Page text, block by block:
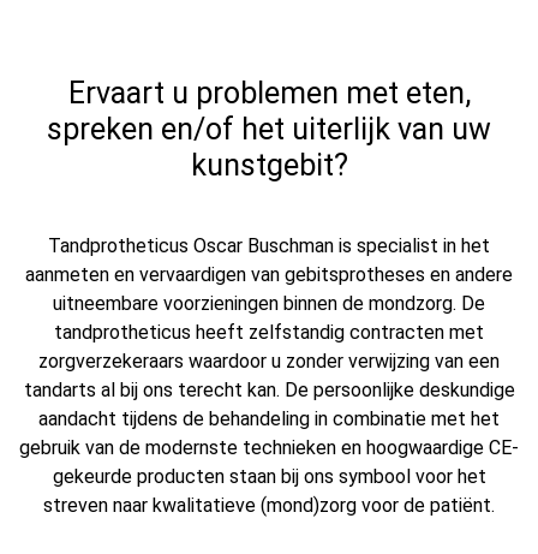
Ervaart u problemen met eten,
spreken en/of het uiterlijk van uw
kunstgebit?
Tandprotheticus Oscar Buschman is specialist in het
aanmeten en vervaardigen van gebitsprotheses en andere
uitneembare voorzieningen binnen de mondzorg. De
tandprotheticus heeft zelfstandig contracten met
zorgverzekeraars waardoor u zonder verwijzing van een
tandarts al bij ons terecht kan. De persoonlijke deskundige
aandacht tijdens de behandeling in combinatie met het
gebruik van de modernste technieken en hoogwaardige CE-
gekeurde producten staan bij ons symbool voor het
streven naar kwalitatieve (mond)zorg voor de patiënt.